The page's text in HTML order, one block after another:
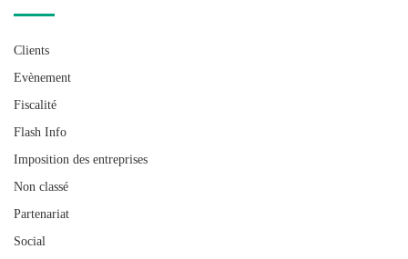
Clients
Evènement
Fiscalité
Flash Info
Imposition des entreprises
Non classé
Partenariat
Social